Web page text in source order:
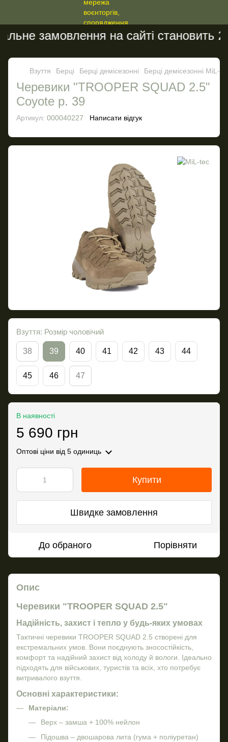
замовлення на сайті становить 200
Взуття Берці Берці демісезонні Берці демісезонні MiL-
Черевики "TROOPER SQUAD 2.5"
Coyote р. 39
Артикул: 000040227 Написати відгук
Взуття: Розмір чоловічий
38 39 40 41 42 43 44
45 46 47
В наявності
5 690 грн
Оптові ціни від 5 одиниць
Купити
Швидке замовлення
До обраного Порівняти
Опис
Черевики "TROOPER SQUAD 2.5"
Надійність, захист і тепло у будь-яких умовах
Тактичні черевики TROOPER SQUAD 2.5 створені для
екстремальних умов. Вони поєднують зносостійкість,
комфорт та надійний захист від холоду й вологи. Ідеально
підходять для військових, туристів та всіх, хто потребує
витривалого взуття.
Основні характеристики:
Матеріали:
Верх – замша + 100% нейлон
Підошва – двошарова лита (гума + поліуретан)